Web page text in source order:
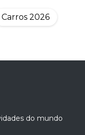
Carros 2026
do mundo